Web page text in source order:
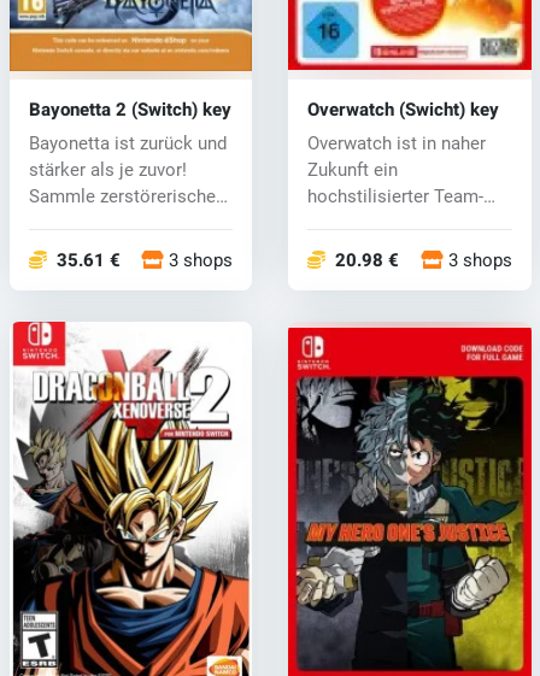
Bayonetta 2 (Switch) key
Bayonetta ist zurück und
stärker als je zuvor!
Sammle zerstörerische
35.61 € 3 shops
Overwatch (Swicht) key
Overwatch ist in naher
Zukunft ein
hochstilisierter Team-
20.98 € 3 shops